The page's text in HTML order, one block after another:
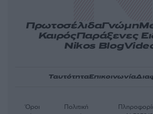
ΠρωτοσέλιδαΓνώμη
ΚαιρόςΠαράξενες
Nikos Blog
ΤαυτότηταΕπικοινωνία
Όροι
Πολιτική